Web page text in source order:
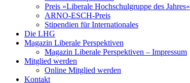
Preis »Liberale Hochschulgruppe des Jahres«
ARNO-ESCH-Preis
Stipendien für Internationales
Die LHG
Magazin Liberale Perspektiven
Magazin Liberale Perspektiven – Impressum
Mitglied werden
Online Mitglied werden
Kontakt